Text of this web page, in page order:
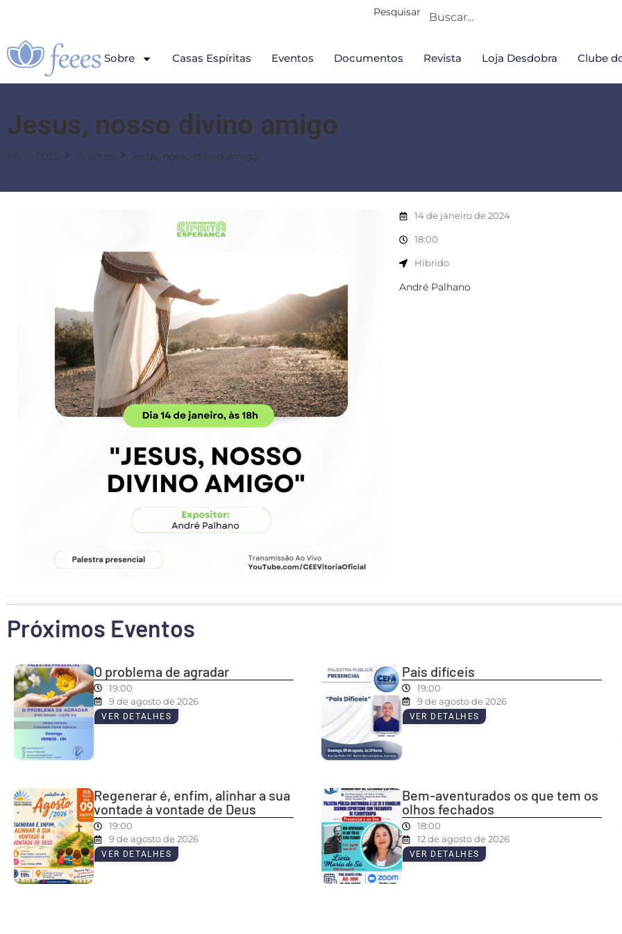
Pesquisar
Sobre Casas Espíritas Eventos Documentos Revista Loja Desdobra Clube
Jesus, nosso divino amigo
Jesus, nosso divino amigo
14 de janeiro de 2024
18:00
Híbrido
André Palhano
Próximos Eventos
O problema de agradar
19:00
9 de agosto de 2026
VER DETALHES
Pais difíceis
19:00
9 de agosto de 2026
VER DETALHES
Regenerar é, enfim, alinhar a sua
vontade à vontade de Deus
19:00
9 de agosto de 2026
VER DETALHES
Bem-aventurados os que tem os
olhos fechados
18:00
12 de agosto de 2026
VER DETALHES